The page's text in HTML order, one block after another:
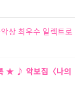
상 최우수 일렉트로
★ ♪ 악보집〈나의